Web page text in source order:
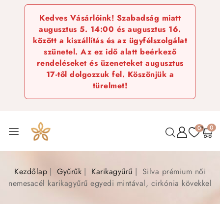
Kedves Vásárlóink! Szabadság miatt
augusztus 5. 14:00 és augusztus 16.
között a kiszállítás és az ügyfélszolgálat
szünetel. Az ez idő alatt beérkező
rendeléseket és üzeneteket augusztus
17-től dolgozzuk fel. Köszönjük a
türelmet!
0 0
Kezdőlap Gyűrűk Karikagyűrű
Silva prémium női
nemesacél karikagyűrű egyedi mintával, cirkónia kövekkel